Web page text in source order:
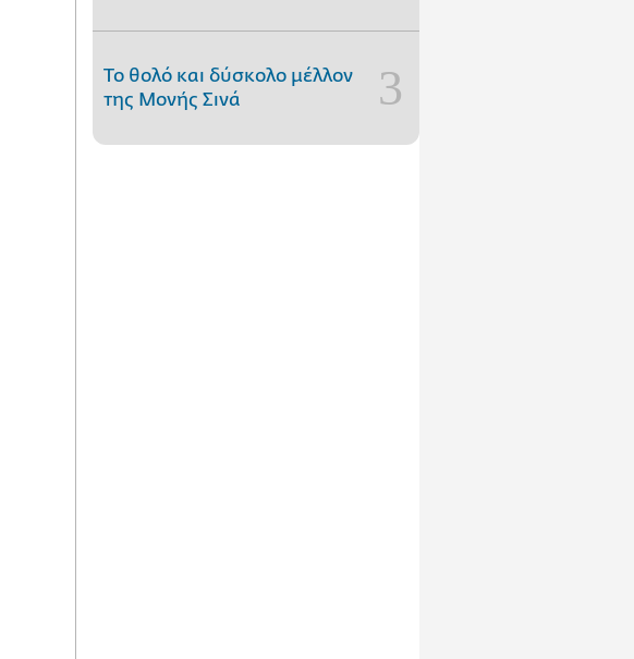
Το θολό και δύσκολο μέλλον
της Μονής Σινά